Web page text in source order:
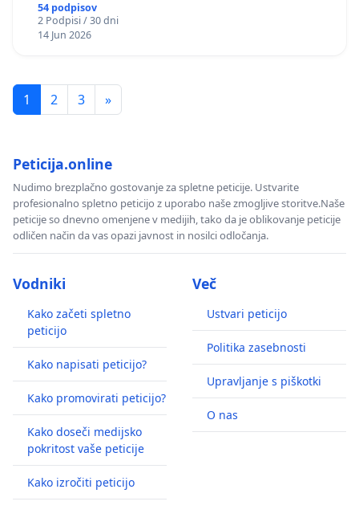
54 podpisov
2 Podpisi / 30 dni
14 Jun 2026
1 2 3 »
Peticija.online
Nudimo brezplačno gostovanje za spletne peticije. Ustvarite
profesionalno spletno peticijo z uporabo naše zmogljive storitve.Naše
peticije so dnevno omenjene v medijih, tako da je oblikovanje peticije
odličen način da vas opazi javnost in nosilci odločanja.
Vodniki
Kako začeti spletno
peticijo
Kako napisati peticijo?
Kako promovirati peticijo?
Kako doseči medijsko
pokritost vaše peticije
Kako izročiti peticijo
Več
Ustvari peticijo
Politika zasebnosti
Upravljanje s piškotki
O nas